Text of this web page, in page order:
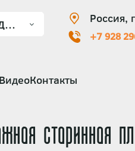
Россия,
+7 928
ВидеоКонтакты
старинная